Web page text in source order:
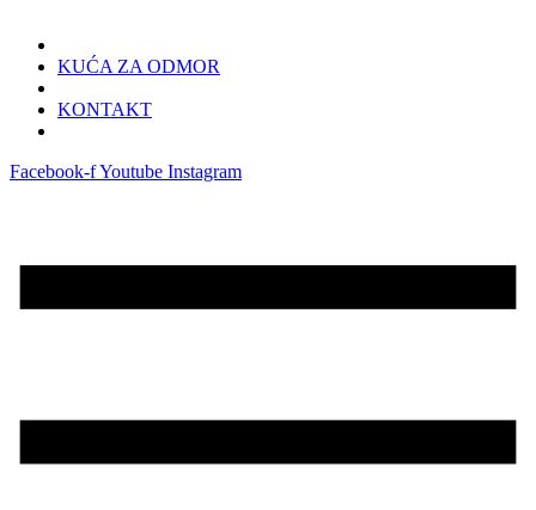
KUĆA ZA ODMOR
KONTAKT
Facebook-fYoutube Instagram